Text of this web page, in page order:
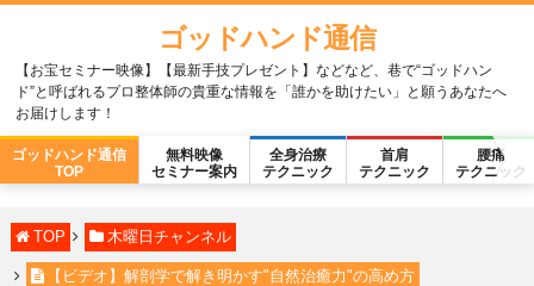
ゴッドハンド通信
【お宝セミナー映像】【最新手技プレゼント】などなど、巷で“ゴッドハン
ド”と呼ばれるプロ整体師の貴重な情報を「誰かを助けたい」と願うあなたへ
お届けします！
ゴッドハンド通信
TOP
無料映像
セミナー案内
全身治療
テクニック
首肩
テクニック
腰痛
テクニック
TOP 木曜日チャンネル
【ビデオ】解剖学で解き明かす"自然治癒力"の高め方